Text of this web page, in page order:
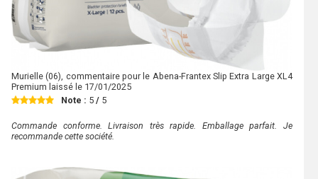
Murielle (06), commentaire pour le Abena-Frantex Slip Extra Large XL4
Premium laissé le 17/01/2025
Note : 5 / 5
Commande conforme. Livraison très rapide. Emballage parfait. Je
recommande cette société.